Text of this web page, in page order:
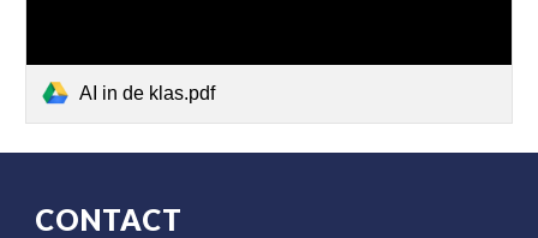
AI in de klas.pdf
CONTACT